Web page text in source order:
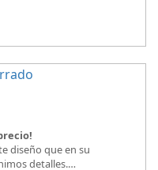
diseño que en su
detalles.